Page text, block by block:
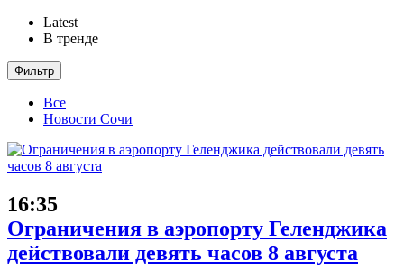
Latest
В тренде
Фильтр
Все
Новости Сочи
16:35
Ограничения в аэропорту Геленджика
действовали девять часов 8 августа